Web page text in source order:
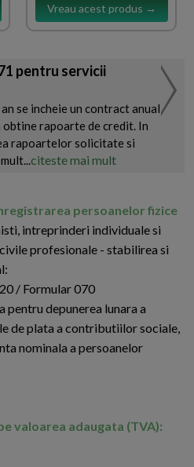
Vreau acest produs →
pentru servicii
se incheie un contract anual
obtine rapoarte de credit. In
rapoartelor solicitate si
citeste mai mult
persoanelor fizice
intreprinderi individuale si
profesionale - stabilirea si
/ Formular 070
depunerea lunara a
de plata a contributiilor sociale,
nominala a persoanelor
valoarea adaugata (TVA):